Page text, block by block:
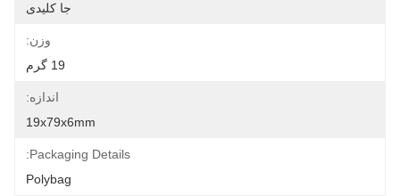
جا کلیدی
وزن:
19 گرم
اندازه:
19x79x6mm
Packaging Details:
Polybag